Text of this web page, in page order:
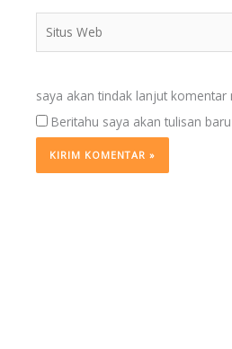
Web
saya akan tindak lanjut komentar
Beritahu saya akan tulisan